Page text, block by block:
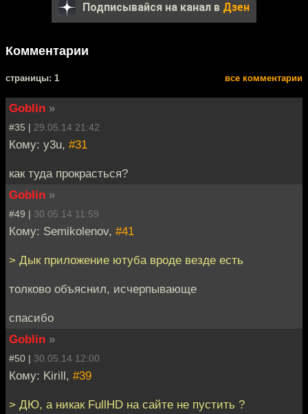
Подписывайся на канал в Дзен
Комментарии
cтраницы: 1 все комментарии
Goblin »
#35 | 29.05.14 21:42
Кому: y3u, #31
как туда прокрасться?
Goblin »
#49 | 30.05.14 11:59
Кому: Semikolenov, #41
> Дык приложение ютуба вроде везде есть
толково объяснил, исчерпывающе
спасибо
Goblin »
#50 | 30.05.14 12:00
Кому: Kirill, #39
> ДЮ, а никак FullHD на сайте не пустить ?